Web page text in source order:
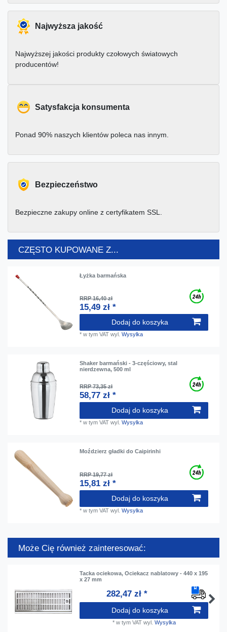
Najwyższa jakość
Najwyższej jakości produkty czołowych światowych
producentów!
Satysfakcja konsumenta
Ponad 90% naszych klientów poleca nas innym.
Bezpieczeństwo
Bezpieczne zakupy online z certyfikatem SSL.
CZĘSTO KUPOWANE Z...
Łyżka barmańska
RRP 16,40 zł
15,49 zł *
Dodaj do koszyka
*w tym VAT wyl.Wysylka
Shaker barmański - 3-częściowy, stal
nierdzewna, 500 ml
RRP 73,35 zł
58,77 zł *
Dodaj do koszyka
*w tym VAT wyl.Wysylka
Moździerz gładki do Caipirinhi
RRP 19,77 zł
15,81 zł *
Dodaj do koszyka
*w tym VAT wyl.Wysylka
Może Cię również zainteresować:
Tacka ociekowa, Ociekacz nablatowy - 440 x 195
x 27 mm
282,47 zł *
Dodaj do koszyka
* w tym VATwyl. Wysylka